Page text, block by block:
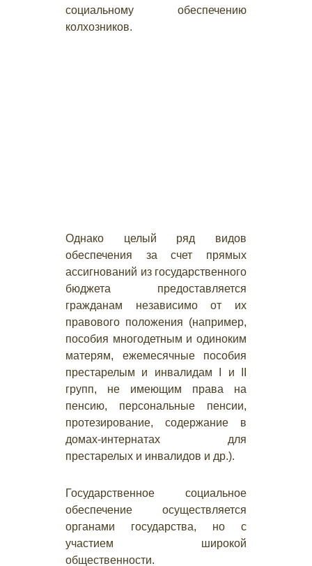
социальному обеспечению
колхозников.
Однако целый ряд видов
обеспечения за счет прямых
ассигнований из государственного
бюджета предоставляется
гражданам независимо от их
правового положения (например,
пособия многодетным и одиноким
матерям, ежемесячные пособия
престарелым и инвалидам I и II
групп, не имеющим права на
пенсию, персональные пенсии,
протезирование, содержание в
домах-интернатах для
престарелых и инвалидов и др.).
Государственное социальное
обеспечение осуществляется
органами государства, но с
участием широкой
общественности.